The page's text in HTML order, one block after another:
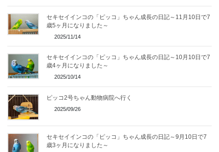
セキセイインコの「ピッコ」ちゃん成長の日記～11月10日で7
歳5ヶ月になりました～
2025/11/14
セキセイインコの「ピッコ」ちゃん成長の日記～10月10日で7
歳4ヶ月になりました～
2025/10/14
ピッコ2号ちゃん動物病院へ行く
2025/09/26
セキセイインコの「ピッコ」ちゃん成長の日記～9月10日で7
歳3ヶ月になりました～